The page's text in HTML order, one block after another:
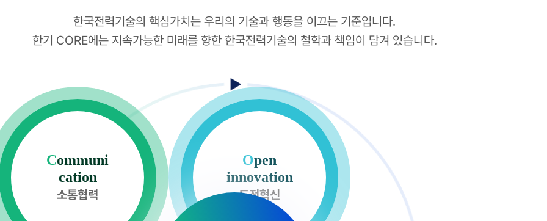
한국전력기술의 핵심가치는 우리의 기술과 행동을 이끄는 기준입니다.
한기 CORE에는 지속가능한 미래를 향한 한국전력기술의 철학과 책임이 담겨 있습니다.
Communi
cationCommunication
소통협력
Open
innovationOpen
innovation
도전혁신